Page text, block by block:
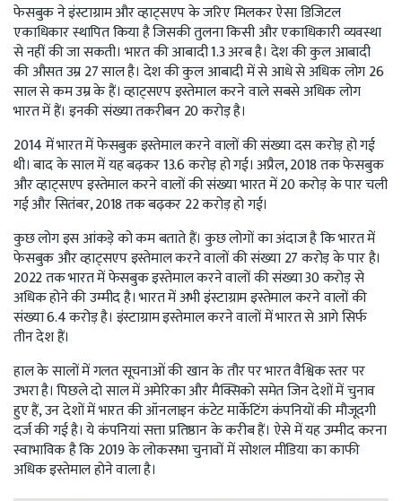
फेसबुक ने इंस्टाग्राम और व्हाट्सएप के जरिए मिलकर ऐसा डिजिटल
एकाधिकार स्थापित किया है जिसकी तुलना किसी और एकाधिकारी व्यवस्था
से नहीं की जा सकती। भारत की आबादी 1.3 अरब है। देश की कुल आबादी
की औसत उम्र 27 साल है। देश की कुल आबादी में से आधे से अधिक लोग 26
साल से कम उम्र के हैं। व्हाट्सएप इस्तेमाल करने वाले सबसे अधिक लोग
भारत में हैं। इनकी संख्या तकरीबन 20 करोड़ है।
2014 में भारत में फेसबुक इस्तेमाल करने वालों की संख्या दस करोड़ हो गई
थी। बाद के साल में यह बढ़कर 13.6 करोड़ हो गई। अप्रैल, 2018 तक फेसबुक
और व्हाट्सएप इस्तेमाल करने वालों की संख्या भारत में 20 करोड़ के पार चली
गई और सितंबर, 2018 तक बढ़कर 22 करोड़ हो गई।
कुछ लोग इस आंकड़े को कम बताते हैं। कुछ लोगों का अंदाज है कि भारत में
फेसबुक और व्हाट्सएप इस्तेमाल करने वालों की संख्या 27 करोड़ के पार है।
2022 तक भारत में फेसबुक इस्तेमाल करने वालों की संख्या 30 करोड़ से
अधिक होने की उम्मीद है। भारत में अभी इंस्टाग्राम इस्तेमाल करने वालों की
संख्या 6.4 करोड़ है। इंस्टाग्राम इस्तेमाल करने वालों में भारत से आगे सिर्फ
तीन देश हैं।
हाल के सालों में गलत सूचनाओं की खान के तौर पर भारत वैश्विक स्तर पर
उभरा है। पिछले दो साल में अमेरिका और मैक्सिको समेत जिन देशों में चुनाव
हुए हैं, उन देशों में भारत की ऑनलाइन कंटेट मार्केटिंग कंपनियों की मौजूदगी
दर्ज की गई है। ये कंपनियां सत्ता प्रतिष्ठान के करीब हैं। ऐसे में यह उम्मीद करना
स्वाभाविक है कि 2019 के लोकसभा चुनावों में सोशल मीडिया का काफी
अधिक इस्तेमाल होने वाला है।